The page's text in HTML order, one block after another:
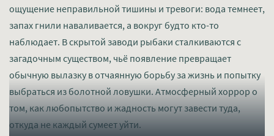
ощущение неправильной тишины и тревоги: вода темнеет,
запах гнили наваливается, а вокруг будто кто-то
наблюдает. В скрытой заводи рыбаки сталкиваются с
загадочным существом, чьё появление превращает
обычную вылазку в отчаянную борьбу за жизнь и попытку
выбраться из болотной ловушки. Атмосферный хоррор о
том, как любопытство и жадность могут завести туда,
откуда не каждый сумеет уйти.